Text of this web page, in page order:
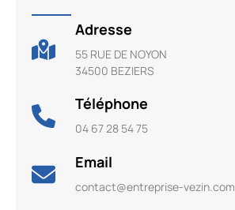
Adresse
55 RUE DE NOYON
34500 BEZIERS
Téléphone
04 67 28 54 75
Email
contact@entreprise-vezin.com